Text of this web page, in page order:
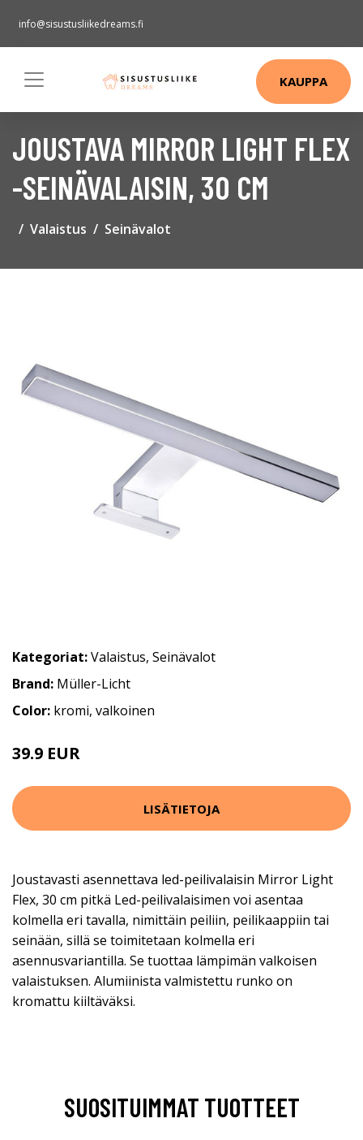
info@sisustusliikedreams.fi
KAUPPA
JOUSTAVA MIRROR LIGHT FLEX
-SEINÄVALAISIN, 30 CM
Valaistus Seinävalot
Kategoriat:Valaistus, Seinävalot
Brand: Müller-Licht
Color: kromi, valkoinen
39.9 EUR
LISÄTIETOJA
Joustavasti asennettava led-peilivalaisin Mirror Light
Flex, 30 cm pitkä Led-peilivalaisimen voi asentaa
kolmella eri tavalla, nimittäin peiliin, peilikaappiin tai
seinään, sillä se toimitetaan kolmella eri
asennusvariantilla. Se tuottaa lämpimän valkoisen
valaistuksen. Alumiinista valmistettu runko on
kromattu kiiltäväksi.
SUOSITUIMMAT TUOTTEET